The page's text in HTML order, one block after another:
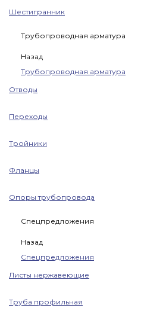
Шестигранник
Трубопроводная арматура
Назад
Трубопроводная арматура
Отводы
Переходы
Тройники
Фланцы
Опоры трубопровода
Спецпредложения
Назад
Спецпредложения
Листы нержавеющие
Труба профильная